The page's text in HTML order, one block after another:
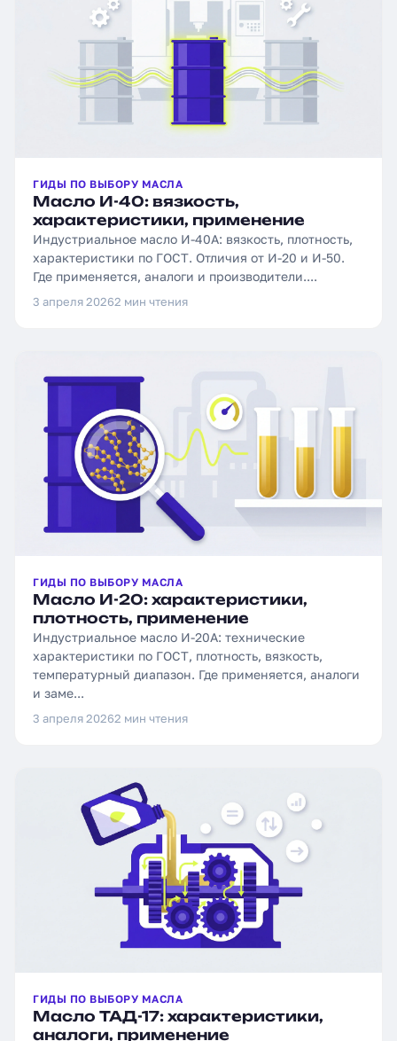
ГИДЫ ПО ВЫБОРУ МАСЛА
Масло И-40: вязкость,
характеристики, применение
Индустриальное масло И-40А: вязкость, плотность,
характеристики по ГОСТ. Отличия от И-20 и И-50.
Где применяется, аналоги и производители....
3 апреля 20262 мин чтения
ГИДЫ ПО ВЫБОРУ МАСЛА
Масло И-20: характеристики,
плотность, применение
Индустриальное масло И-20А: технические
характеристики по ГОСТ, плотность, вязкость,
температурный диапазон. Где применяется, аналоги
и заме...
3 апреля 20262 мин чтения
ГИДЫ ПО ВЫБОРУ МАСЛА
Масло ТАД-17: характеристики,
аналоги, применение